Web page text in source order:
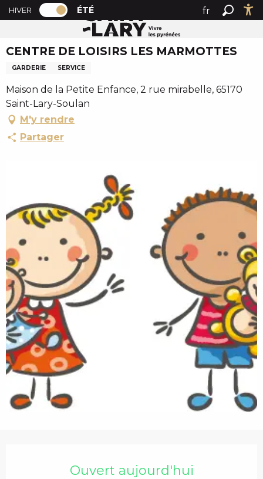
A
l
e
r
u
c
o
n
p
r
n
c
i
p
a
l
PAGE D’ACCUEIL ACTUELLE ÉTÉ : PASSER EN MODE
HIVER PAGE D’ACCUEIL ACTUELLE ÉTÉ :
ÉTÉ
fr
es
Accueil été CENTRE DE LOISIRS LES MARMOTTES
CENTRE DE LOISIRS LES MARMOTTES
GARDERIE SERVICE
Maison de la Petite Enfance, 2 rue mirabelle, 65170
Saint-Lary-Soulan
M'y rendre
Partager
Ouvert aujourd'hui